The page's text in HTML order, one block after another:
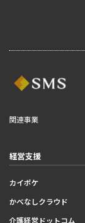
関連事業
経営支援
カイポケ
かべなしクラウド
介護経営ドットコム